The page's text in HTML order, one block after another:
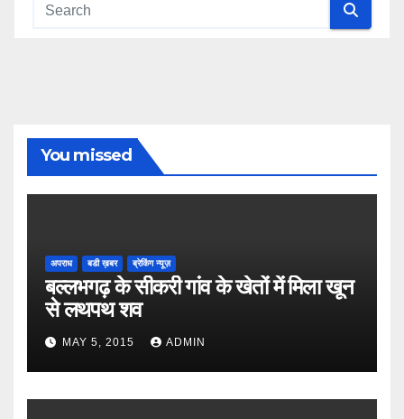
You missed
अपराध बडी ख़बर ब्रेकिंग न्यूज़
बल्लभगढ़ के सीकरी गांव के खेतों में मिला खून
से लथपथ शव
MAY 5, 2015 ADMIN